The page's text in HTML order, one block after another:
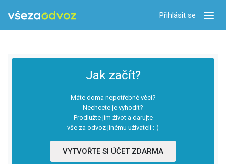
Přihlásit se
Jak začít?
Máte doma nepotřebné věci?
Nechcete je vyhodit?
Prodlužte jim život a darujte
vše za odvoz jinému uživateli :-)
VYTVOŘTE SI ÚČET ZDARMA